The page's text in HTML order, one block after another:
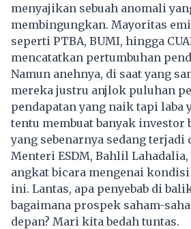
menyajikan sebuah anomali
membingungkan. Mayoritas
seperti PTBA, BUMI, hingga
mencatatkan pertumbuhan
Namun anehnya, di saat yang
mereka justru anjlok puluhan
pendapatan yang naik tapi laba
tentu membuat banyak investor
yang sebenarnya sedang terjadi
Menteri ESDM, Bahlil
angkat bicara mengenai
ini. Lantas, apa penyebab di
bagaimana prospek saham-
depan? Mari kita bedah tuntas.